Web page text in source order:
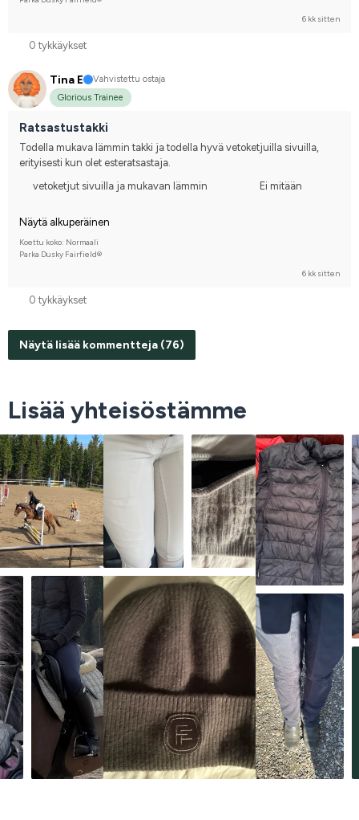
6 kk sitten
0 tykkäykset
Tina E
Vahvistettu ostaja
Glorious Trainee
Ratsastustakki
Todella mukava lämmin takki ja todella hyvä vetoketjuilla sivuilla,
erityisesti kun olet esteratsastaja.
vetoketjut sivuilla ja mukavan lämmin
Ei mitään
Näytä alkuperäinen
Koettu koko: Normaali
Parka Dusky Fairfield®
6 kk sitten
0 tykkäykset
Näytä lisää kommentteja (76)
Lisää yhteisöstämme